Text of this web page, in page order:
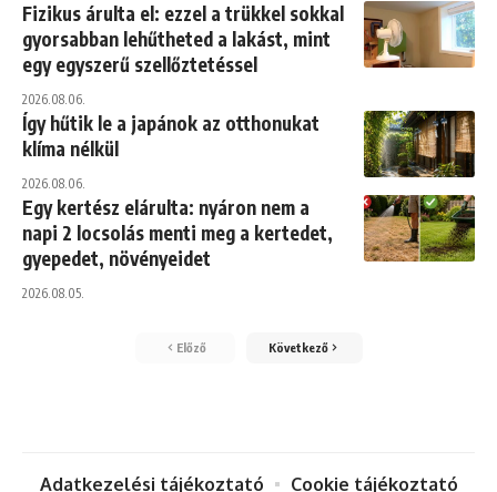
Fizikus árulta el: ezzel a trükkel sokkal
gyorsabban lehűtheted a lakást, mint
egy egyszerű szellőztetéssel
2026.08.06.
Így hűtik le a japánok az otthonukat
klíma nélkül
2026.08.06.
Egy kertész elárulta: nyáron nem a
napi 2 locsolás menti meg a kertedet,
gyepedet, növényeidet
2026.08.05.
Előző Következő
Adatkezelési tájékoztató Cookie tájékoztató